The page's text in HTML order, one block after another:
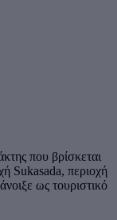
που βρίσκεται
Sukasada, περιοχή
ως τουριστικό